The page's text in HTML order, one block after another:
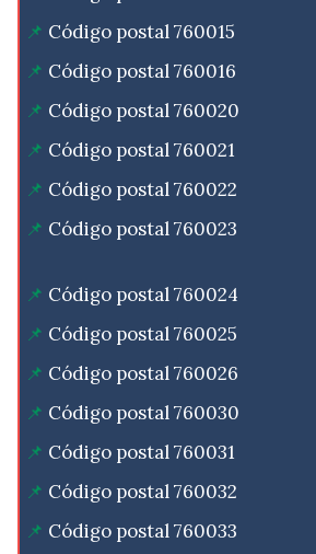
Código postal 760015
Código postal 760016
Código postal 760020
Código postal 760021
Código postal 760022
Código postal 760023
Código postal 760024
Código postal 760025
Código postal 760026
Código postal 760030
Código postal 760031
Código postal 760032
Código postal 760033